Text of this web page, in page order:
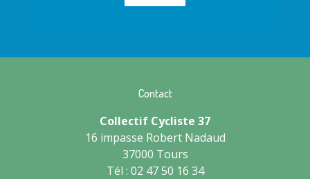
Contact
Collectif Cycliste 37
16 impasse Robert Nadaud
37000 Tours
Tél : 02 47 50 16 34